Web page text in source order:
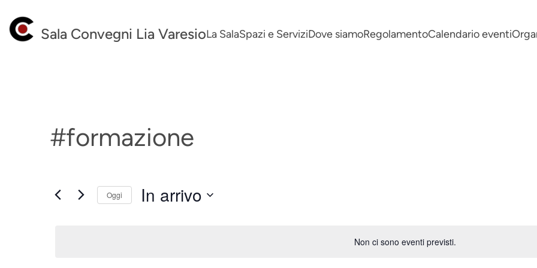
Sala Convegni Lia VaresioLa SalaSpazi e ServiziDove siamoRegolamentoCalendario eventi
#formazione
Non ci sono eventi previsti.
Oggi In arrivo